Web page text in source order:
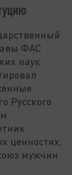
ФАС
наук
Русского
ценностях,
мужчин